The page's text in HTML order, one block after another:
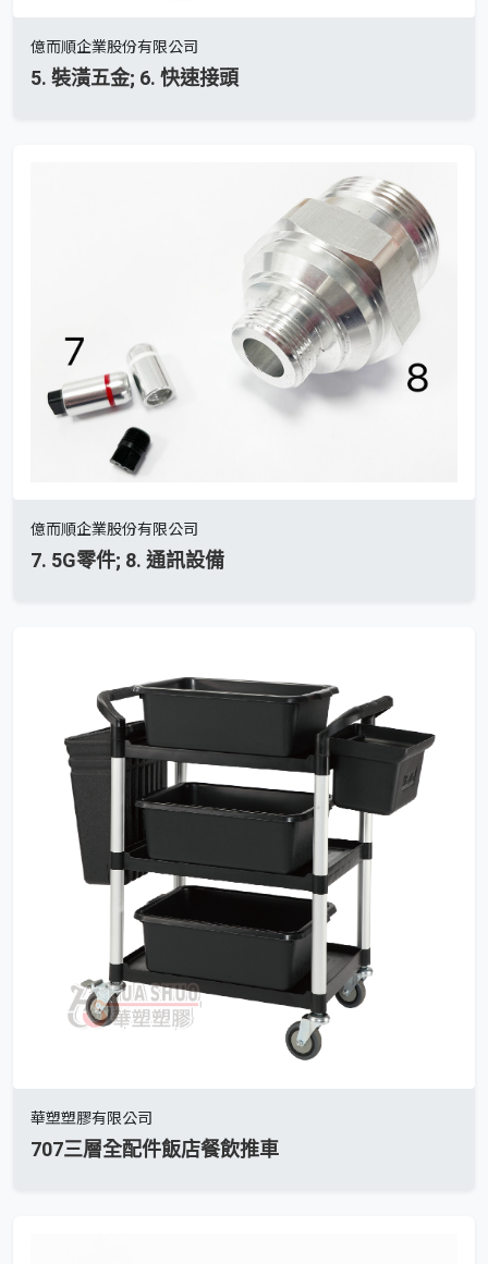
億而順企業股份有限公司
5. 裝潢五金; 6. 快速接頭
億而順企業股份有限公司
7. 5G零件; 8. 通訊設備
華塑塑膠有限公司
707三層全配件飯店餐飲推車